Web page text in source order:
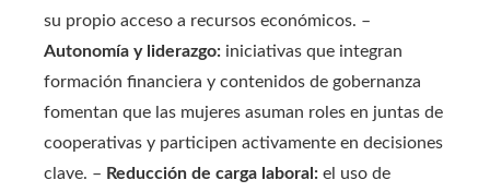
su propio acceso a recursos económicos. –
Autonomía y liderazgo: iniciativas que integran
formación financiera y contenidos de gobernanza
fomentan que las mujeres asuman roles en juntas de
cooperativas y participen activamente en decisiones
clave. – Reducción de carga laboral: el uso de